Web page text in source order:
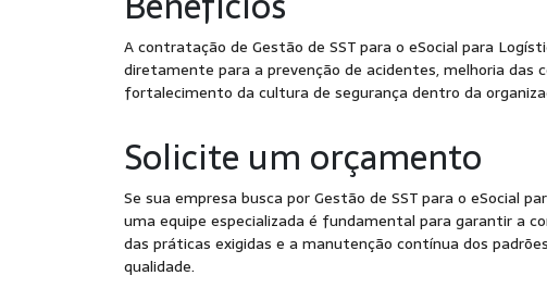
A contratação de Gestão de SST para o eSocial para
diretamente para a prevenção de acidentes, melhoria das
fortalecimento da cultura de segurança dentro da
Solicite um orçamento
Se sua empresa busca por Gestão de SST para o eSocial
uma equipe especializada é fundamental para garantir a
das práticas exigidas e a manutenção contínua dos
qualidade.